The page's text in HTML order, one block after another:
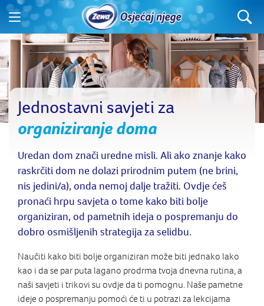
Jednostavni savjeti za
organiziranje doma
Uredan dom znači uredne misli. Ali ako znanje kako
raskrčiti dom ne dolazi prirodnim putem (ne brini,
nis jedini/a), onda nemoj dalje tražiti. Ovdje ćeš
pronaći hrpu savjeta o tome kako biti bolje
organiziran, od pametnih ideja o pospremanju do
dobro osmišljenih strategija za selidbu.
Naučiti kako biti bolje organiziran može biti jednako lako
kao i da se par puta lagano prodrma tvoja dnevna rutina, a
naši savjeti i trikovi su ovdje da ti pomognu. Naše pametne
ideje o pospremanju pomoći će ti u potrazi za lekcijama